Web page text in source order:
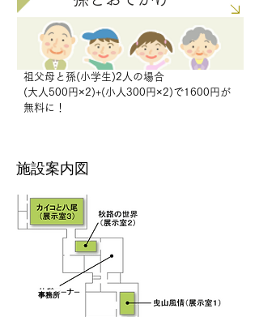
祖父母と孫(小学生)2人の場合
(大人500円×2)+(小人300円×2)で1600円が
無料に！
施設案内図
事務所